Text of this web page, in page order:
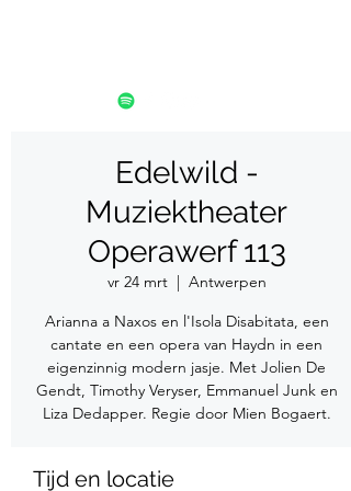
Edelwild -
Muziektheater
Operawerf 113
vr 24 mrt
  |
Antwerpen
Arianna a Naxos en l'Isola Disabitata, een
cantate en een opera van Haydn in een
eigenzinnig modern jasje. Met Jolien De
Gendt, Timothy Veryser, Emmanuel Junk en
Liza Dedapper. Regie door Mien Bogaert.
Tijd en locatie